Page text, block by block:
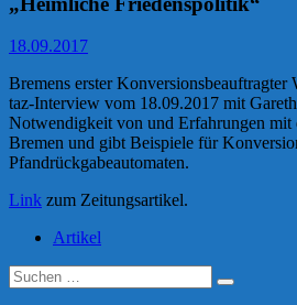
18.09.2017
Bremens erster Konversionsbeauftragter
taz-Interview vom 18.09.2017 mit
Notwendigkeit von und Erfahrungen mit
Bremen und gibt Beispiele für
Pfandrückgabeautomaten.
Link zum Zeitungsartikel.
Artikel
Suche
nach: